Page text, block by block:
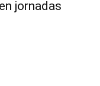
jornadas